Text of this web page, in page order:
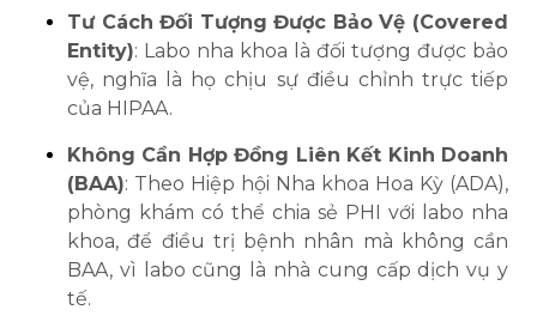
Tư Cách Đối Tượng Được Bảo Vệ (Covered
Entity): Labo nha khoa là đối tượng được bảo
vệ, nghĩa là họ chịu sự điều chỉnh trực tiếp
của HIPAA.
Không Cần Hợp Đồng Liên Kết Kinh Doanh
(BAA): Theo Hiệp hội Nha khoa Hoa Kỳ (ADA),
phòng khám có thể chia sẻ PHI với labo nha
khoa, để điều trị bệnh nhân mà không cần
BAA, vì labo cũng là nhà cung cấp dịch vụ y
tế.